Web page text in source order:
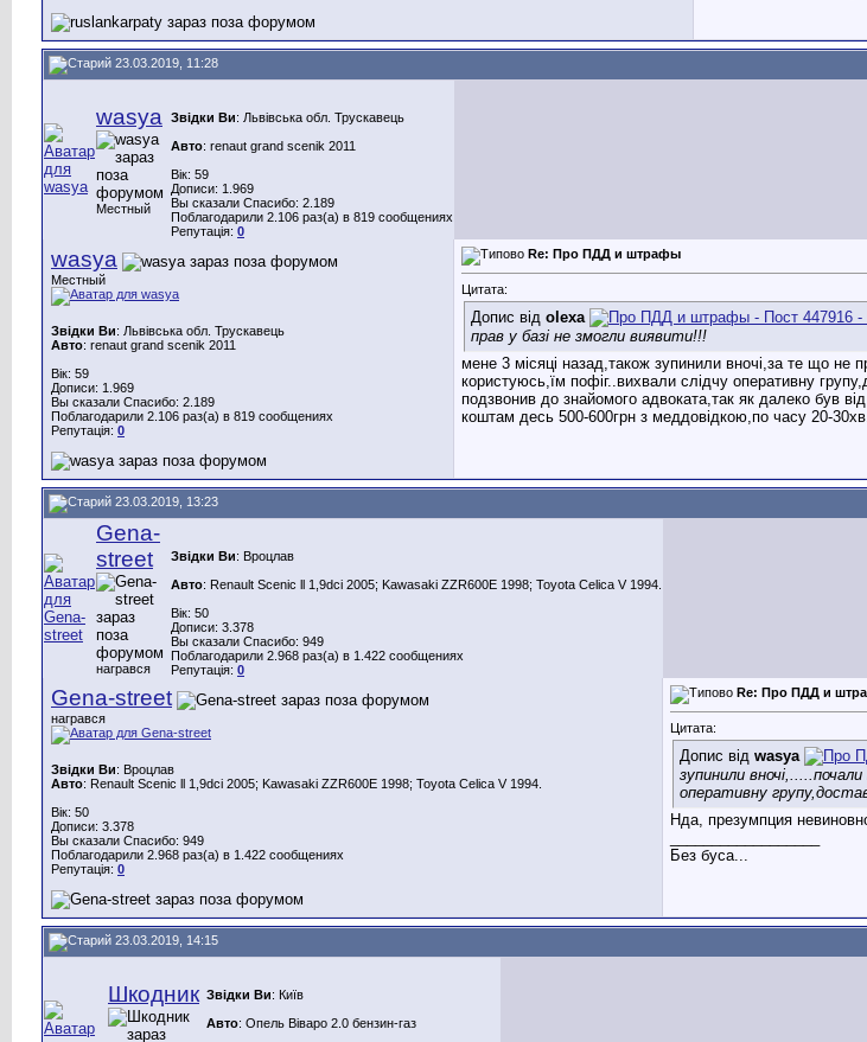
23.03.2019, 11:28
wasya
Местный
Звідки Ви: Львівська обл. Трускавець
Авто: renaut grand scenik 2011
Вік: 59
Дописи: 1.969
Вы сказали Спасибо: 2.189
Поблагодарили 2.106 раз(а) в 819 сообщениях
Репутація: 0
wasya
Местный
Звідки Ви: Львівська обл. Трускавець
Авто: renaut grand scenik 2011
Вік: 59
Дописи: 1.969
Вы сказали Спасибо: 2.189
Поблагодарили 2.106 раз(а) в 819 сообщениях
Репутація: 0
Re: Про ПДД и штрафы
Цитата:
Допис від olexa
прав у базі не змогли виявити!!!
мене 3 місяці назад,також зупинили вночі,за те що не
користуюсь,їм пофіг..вихвали слідчу оперативну
подзвонив до знайомого адвоката,так як далеко був
коштам десь 500-600грн з меддовідкою,по часу 20-
23.03.2019, 13:23
Gena-
street
награвся
Звідки Ви: Вроцлав
Авто: Renault Scenic ll 1,9dci 2005; Kawasaki ZZR600E 1998; Toyota Celica V 1994.
Вік: 50
Дописи: 3.378
Вы сказали Спасибо: 949
Поблагодарили 2.968 раз(а) в 1.422 сообщениях
Репутація: 0
Gena-street
награвся
Звідки Ви: Вроцлав
Авто: Renault Scenic ll 1,9dci 2005; Kawasaki ZZR600E 1998; Toyota Celica V 1994.
Вік: 50
Дописи: 3.378
Вы сказали Спасибо: 949
Поблагодарили 2.968 раз(а) в 1.422 сообщениях
Репутація: 0
Re: Про ПДД и
Цитата:
Допис від wasya
зупинили
оперативну
Нда, презумпция
Без буса...
23.03.2019, 14:15
Шкодник Звідки Ви: Київ
Авто: Опель Віваро 2.0 бензин-газ